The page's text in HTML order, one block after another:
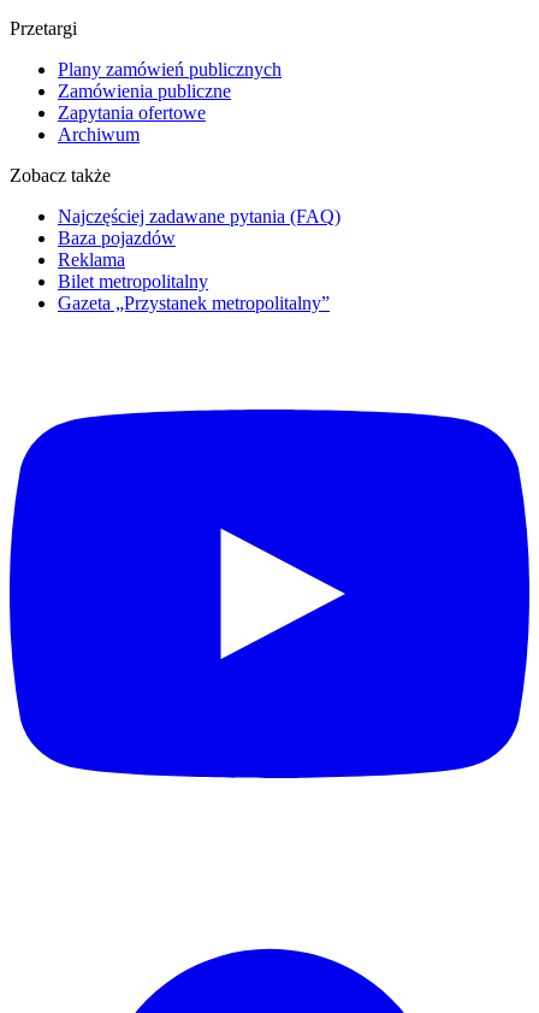
Przetargi
Plany zamówień publicznych
Zamówienia publiczne
Zapytania ofertowe
Archiwum
Zobacz także
Najczęściej zadawane pytania (FAQ)
Baza pojazdów
Reklama
Bilet metropolitalny
Gazeta „Przystanek metropolitalny”